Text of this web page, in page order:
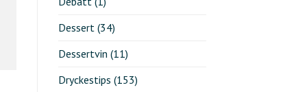
Dessert(34)
Dessertvin (11)
Dryckestips (153)